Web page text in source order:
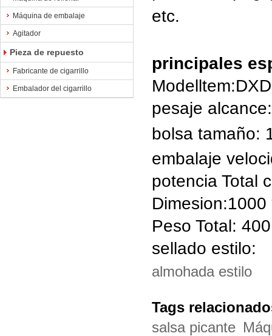
Máquina de embalaje
Agitador
Pieza de repuesto
Fabricante de cigarrillo
Embalador del cigarrillo
etc.
principales
pesaje
bolsa tamaño:
embalaje
potencia Total
Peso Total:
sellado estilo:
almohada estilo
Tags
salsa picante